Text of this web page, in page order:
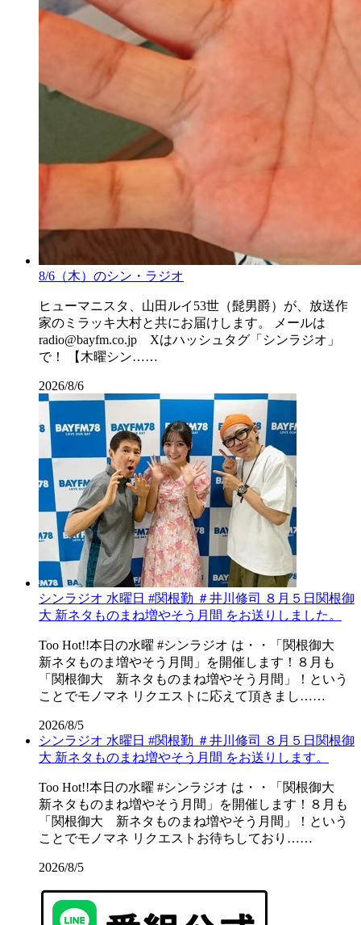
8/6（木）のシン・ラジオ
ヒューマニスタ、山田ルイ53世（髭男爵）が、放送作
家のミラッキ大村と共にお届けします。 メールは
radio@bayfm.co.jp Xはハッシュタグ「シンラジオ」
で！ 【木曜シン……
2026/8/6
シンラジオ 水曜日 #関根勤 ＃井川修司 ８月５日関根御
大 新ネタものまね増やそう月間 をお送りしました。
Too Hot!!本日の水曜 #シンラジオ は・・「関根御大
新ネタものま増やそう月間」を開催します！８月も
「関根御大 新ネタものまね増やそう月間」！という
ことでモノマネ リクエストに応えて頂きまし……
2026/8/5
シンラジオ 水曜日 #関根勤 ＃井川修司 ８月５日関根御
大 新ネタものまね増やそう月間 をお送りします。
Too Hot!!本日の水曜 #シンラジオ は・・「関根御大
新ネタものまね増やそう月間」を開催します！８月も
「関根御大 新ネタものまね増やそう月間」！という
ことでモノマネ リクエストお待ちしており……
2026/8/5